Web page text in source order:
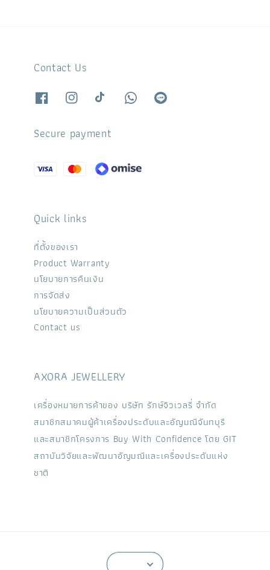
Contact Us
Secure payment
Quick links
ที่ตั้งของเรา
Product Warranty
นโยบายการคืนเงิน
การจัดส่ง
นโยบายความเป็นส่วนตัว
Contact us
AXORA JEWELLERY
เครื่องหมายการค้าของ บริษัท รักษ์จิวเวลรี่ จำกัด
สมาชิกสมาคมผู้ค้าเครื่องประดับและอัญมณีจันทบุรี
และสมาชิกโครงการ Buy With Confidence โดย GIT
สถาบันวิจัยและพัฒนาอัญมณีและเครื่องประดับแห่ง
ชาติ